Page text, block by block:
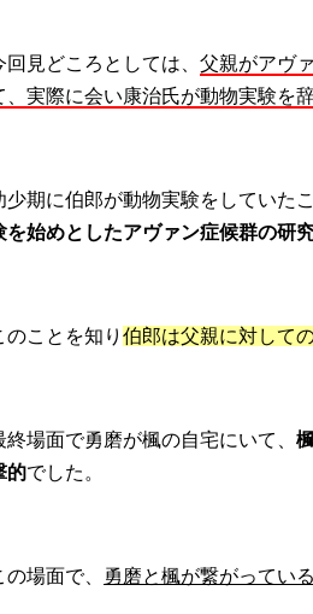
回見どころとしては、 父親がアヴ
、実際に会い康治氏が動物実験を
少期に伯郎が動物実験をしていた
を始めとしたアヴァン症候群の研
のことを知り 伯郎は父親に対して
終場面で勇磨が楓の自宅にいて、
的でした。
の場面で、 勇磨と楓が繋がってい